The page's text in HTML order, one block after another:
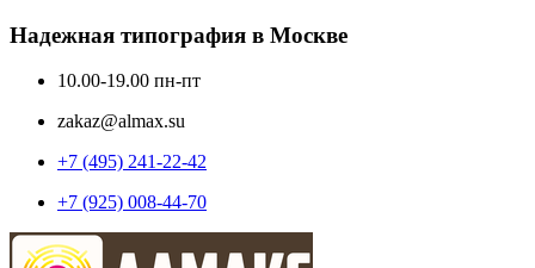
Надежная типография в Москве
10.00-19.00 пн-пт
zakaz@almax.su
+7 (495) 241-22-42
+7 (925) 008-44-70